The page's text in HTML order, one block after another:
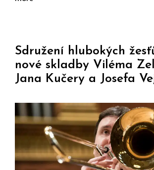
Sdružení hlubokých
nové skladby Viléma
Jana Kučery a Josefa